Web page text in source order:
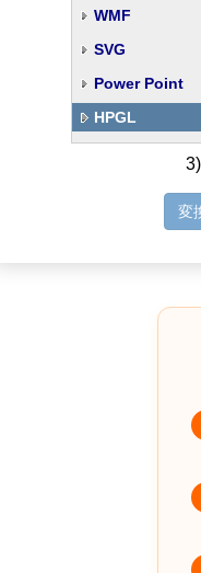
WMF
SVG
Power Point
HPGL
変